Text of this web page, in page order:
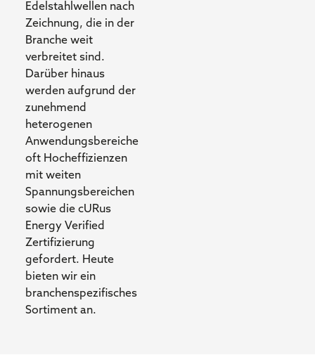
Edelstahlwellen nach
Zeichnung, die in der
Branche weit
verbreitet sind.
Darüber hinaus
werden aufgrund der
zunehmend
heterogenen
Anwendungsbereiche
oft Hocheffizienzen
mit weiten
Spannungsbereichen
sowie die cURus
Energy Verified
Zertifizierung
gefordert. Heute
bieten wir ein
branchenspezifisches
Sortiment an.